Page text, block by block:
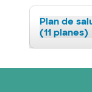
Plan de
(11 planes)